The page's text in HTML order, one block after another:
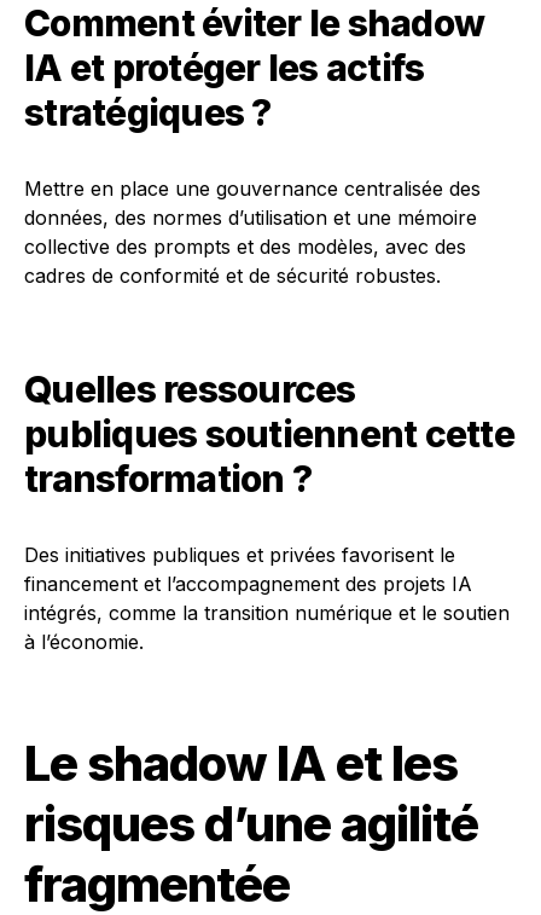
Comment éviter le shadow
IA et protéger les actifs
stratégiques ?
Mettre en place une gouvernance centralisée des
données, des normes d’utilisation et une mémoire
collective des prompts et des modèles, avec des
cadres de conformité et de sécurité robustes.
Quelles ressources
publiques soutiennent cette
transformation ?
Des initiatives publiques et privées favorisent le
financement et l’accompagnement des projets IA
intégrés, comme la transition numérique et le soutien
à l’économie.
Le shadow IA et les
risques d’une agilité
fragmentée